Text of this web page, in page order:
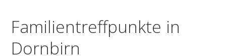
Familientreffpunkte in
Dornbirn